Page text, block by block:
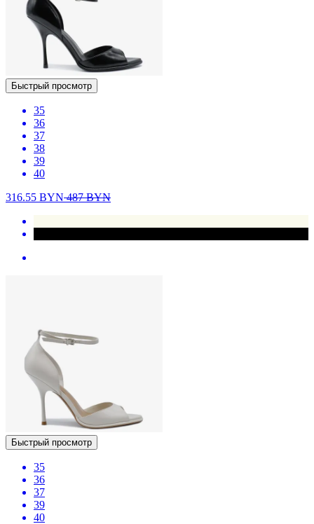
Быстрый просмотр
35
36
37
38
39
40
316.55 BYN487BYN
Быстрый просмотр
35
36
37
39
40